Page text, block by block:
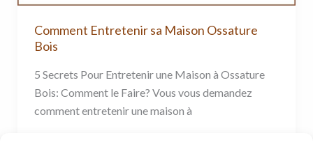
Comment Entretenir sa Maison Ossature
Bois
5 Secrets Pour Entretenir une Maison à Ossature
Bois: Comment le Faire? Vous vous demandez
comment entretenir une maison à